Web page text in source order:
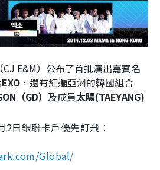
E&M）公布了首批演出嘉賓名
EXO ，還有紅遍亞洲的韓國組合
（GD） 及成員太陽(TAEYANG)
2日銀聯卡戶優先訂飛：
Global/